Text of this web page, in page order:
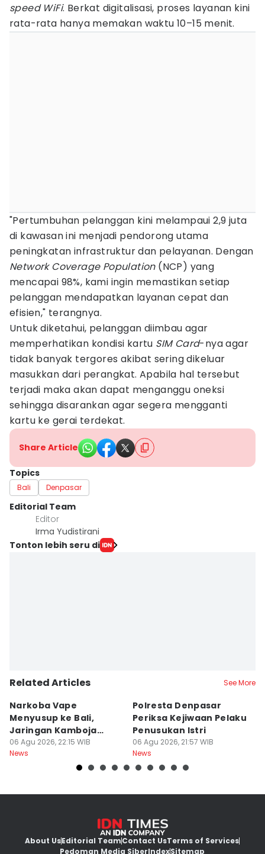
speed WiFi. Berkat digitalisasi, proses layanan kini
rata-rata hanya memakan waktu 10–15 menit.
"Pertumbuhan pelanggan kini melampaui 2,9 juta
di kawasan ini menjadi pendorong utama
peningkatan infrastruktur dan pelayanan. Dengan
Network Coverage Population (NCP) yang
mencapai 98%, kami ingin memastikan setiap
pelanggan mendapatkan layanan cepat dan
efisien," terangnya.
Untuk diketahui, pelanggan diimbau agar
memperhatikan kondisi kartu SIM Card-nya agar
tidak banyak tergores akibat sering dikeluar
masukkan dari perangkat. Apabila hal tersebut
terjadi maka akan dapat menganggu oneksi
sehingga disarankan agar segera mengganti
kartu ke gerai terdekat.
Share Article
Topics
Bali Denpasar
Editorial Team
Editor
Irma Yudistirani
Tonton lebih seru di
Related Articles See More
Narkoba Vape
Menyusup ke Bali,
Jaringan Kamboja
Terbongkar
06 Agu 2026, 22:15 WIB
News
Polresta Denpasar
Periksa Kejiwaan Pelaku
Penusukan Istri
06 Agu 2026, 21:57 WIB
News
About UsEditorial TeamContact UsTerms of Services
Pedoman Media SiberIndexSitemap